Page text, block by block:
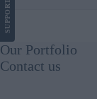
SUPPORT
Our Portfolio
Contact us